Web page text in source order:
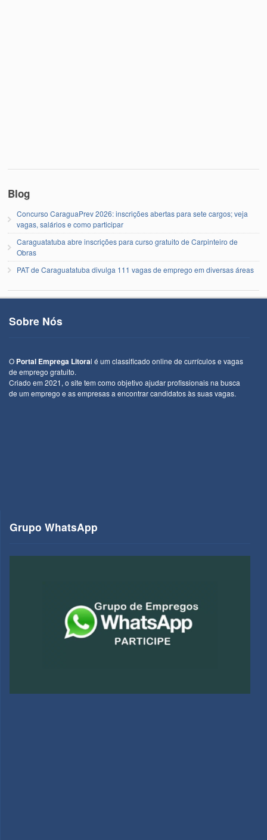
Blog
Concurso CaraguaPrev 2026: inscrições abertas para sete cargos; veja
vagas, salários e como participar
Caraguatatuba abre inscrições para curso gratuito de Carpinteiro de
Obras
PAT de Caraguatatuba divulga 111 vagas de emprego em diversas áreas
Sobre Nós
O Portal Emprega Litoral é um classificado online de currículos e vagas
de emprego gratuito.
Criado em 2021, o site tem como objetivo ajudar profissionais na busca
de um emprego e as empresas a encontrar candidatos às suas vagas.
Grupo WhatsApp